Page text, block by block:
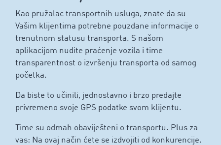
Kao pružalac transportnih usluga, znate da su
Vašim klijentima potrebne pouzdane informacije o
trenutnom statusu transporta. S našom
aplikacijom nudite praćenje vozila i time
transparentnost o izvršenju transporta od samog
početka.
Da biste to učinili, jednostavno i brzo predajte
privremeno svoje GPS podatke svom klijentu.
Time su odmah obaviješteni o transportu. Plus za
vas: Na ovaj način ćete se izdvojiti od konkurencije.